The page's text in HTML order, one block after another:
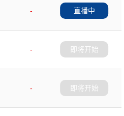
-
直播中
-
即将开始
-
即将开始